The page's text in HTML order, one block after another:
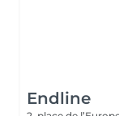
Endline